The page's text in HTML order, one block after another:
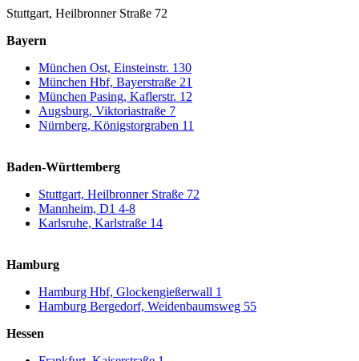
Stuttgart, Heilbronner Straße 72
Bayern
München Ost, Einsteinstr. 130
München Hbf, Bayerstraße 21
München Pasing, Kaflerstr. 12
Augsburg, Viktoriastraße 7
Nürnberg, Königstorgraben 11
Baden-Württemberg
Stuttgart, Heilbronner Straße 72
Mannheim, D1 4-8
Karlsruhe, Karlstraße 14
Hamburg
Hamburg Hbf, Glockengießerwall 1
Hamburg Bergedorf, Weidenbaumsweg 55
Hessen